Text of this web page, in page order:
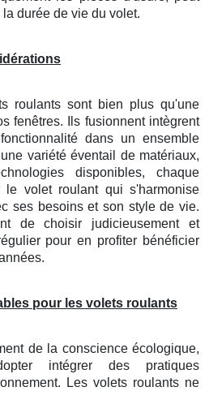
durée de vie du volet.
roulants sont bien plus qu'une
fenêtres. Ils fusionnent intègrent
dans un ensemble
variété éventail de matériaux,
disponibles, chaque
le volet roulant qui s'harmonise
ses besoins et son style de vie.
de choisir judicieusement et
pour en profiter bénéficier
pour les volets roulants
de la conscience écologique,
intégrer des pratiques
Les volets roulants ne